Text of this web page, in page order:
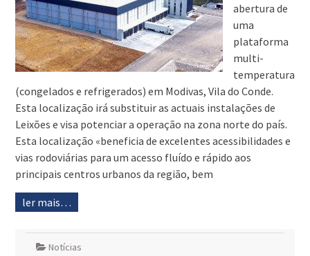
abertura de
uma
plataforma
multi-
temperatura
(congelados e refrigerados) em Modivas, Vila do Conde.
Esta localização irá substituir as actuais instalações de
Leixões e visa potenciar a operação na zona norte do país.
Esta localização «beneficia de excelentes acessibilidades e
vias rodoviárias para um acesso fluído e rápido aos
principais centros urbanos da região, bem
ler mais…
Notícias